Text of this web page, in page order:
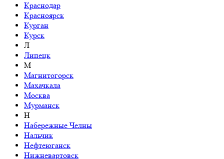
Краснодар
Красноярск
Курган
Курск
Л
Липецк
М
Магнитогорск
Махачкала
Москва
Мурманск
Н
Набережные Челны
Нальчик
Нефтеюганск
Нижневартовск